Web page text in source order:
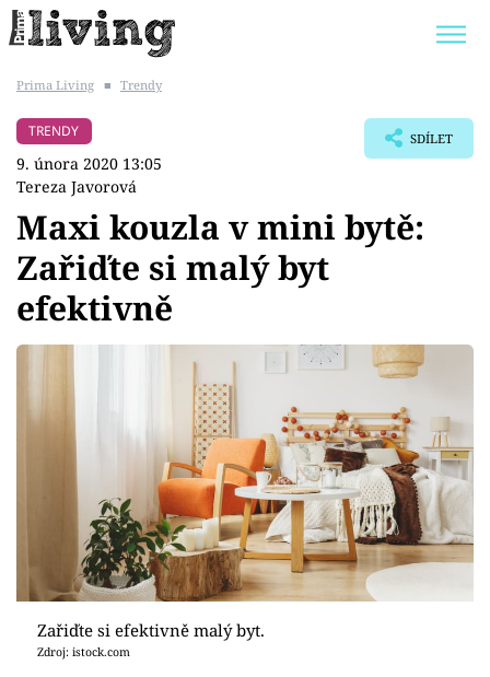
BYDLENÍ SLAVNÝCH
Témata
Bydlení
Zahrada
Design
Sledujte prima+
Přihlášení
Sledujte nás
Prima Living ■ Trendy
TRENDY
9. února 2020 13:05
Tereza Javorová
SDÍLET
Maxi kouzla v mini bytě:
Zařiďte si malý byt
efektivně
Zařiďte si efektivně malý byt.
Zdroj: istock.com